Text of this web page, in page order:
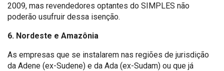
2009, mas revendedores optantes do SIMPLES não
poderão usufruir dessa isenção.
6. Nordeste e Amazônia
As empresas que se instalarem nas regiões de jurisdição
da Adene (ex-Sudene) e da Ada (ex-Sudam) ou que já